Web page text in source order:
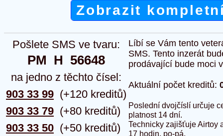
Zobrazit
Pošlete SMS ve tvaru:
PM  H  56648
na jedno z těchto čísel:
903 33 99
903 33 79
903 33 50
(+120 kreditů)
(+80 kreditů)
(+50 kreditů)
Líbí se Vám tento
SMS. Tento inzerát
prodávající bude moci
Aktuální počet kreditů:
Poslední dvojčíslí určuje
platnost 14 dní.
Technicky zajišťuje Airtoy
17 hodin, po-pá.